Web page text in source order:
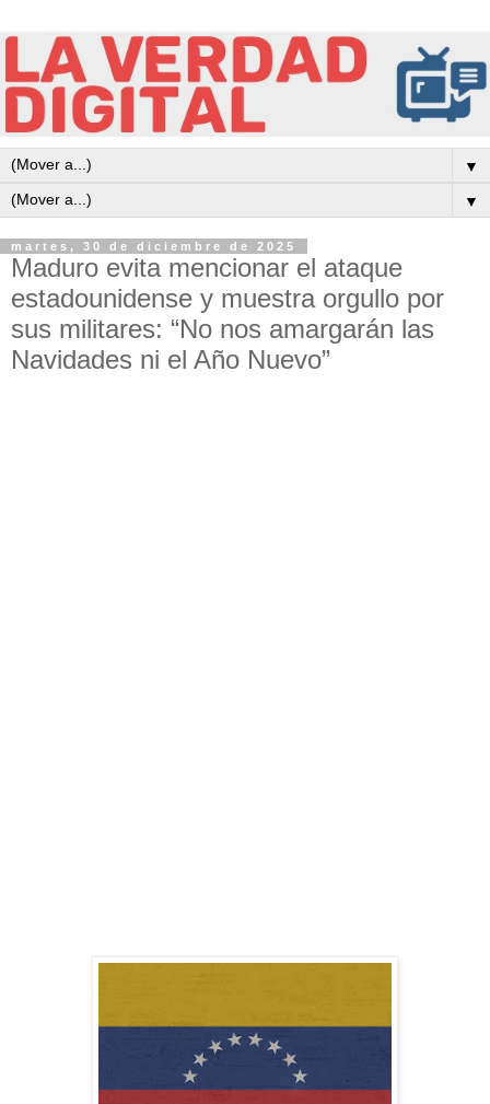
▼
▼
martes, 30 de diciembre de 2025
Maduro evita mencionar el ataque
estadounidense y muestra orgullo por
sus militares: “No nos amargarán las
Navidades ni el Año Nuevo”